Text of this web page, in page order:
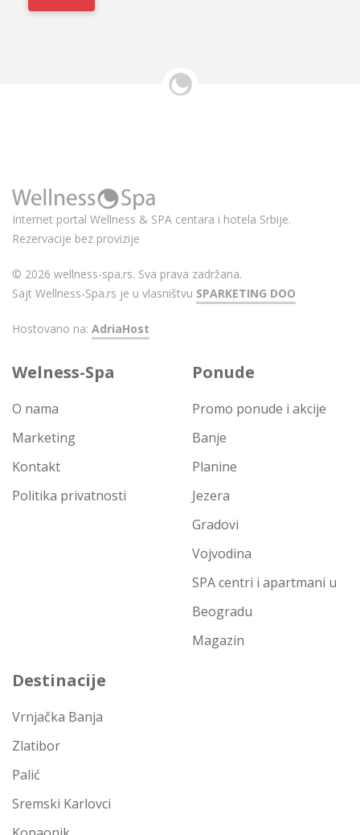
Internet portal Wellness & SPA centara i hotela Srbije.
Rezervacije bez provizije
© 2026 wellness-spa.rs. Sva prava zadržana.
Sajt Wellness-Spa.rs je u vlasništvu SPARKETING DOO
Hostovano na: AdriaHost
Welness-Spa
O nama
Marketing
Kontakt
Politika privatnosti
Ponude
Promo ponude i akcije
Banje
Planine
Jezera
Gradovi
Vojvodina
SPA centri i apartmani u
Beogradu
Magazin
Destinacije
Vrnjačka Banja
Zlatibor
Palić
Sremski Karlovci